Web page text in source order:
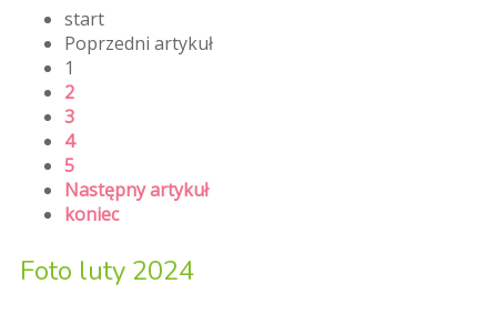
start
Poprzedni artykuł
1
2
3
4
5
Następny artykuł
koniec
Foto luty 2024